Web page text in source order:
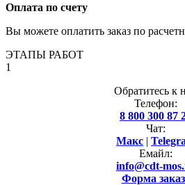
Оплата по счету
Вы можете оплатить заказ по
ЭТАПЫ РАБОТ
1
Обратитесь к
Телефон:
8 800 300 87
Чат:
Макс |
Емайл:
info@cdt-
Форма